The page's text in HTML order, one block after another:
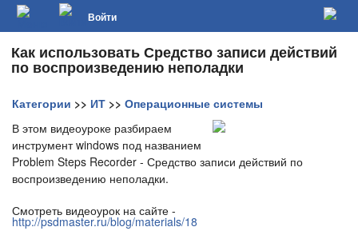
Войти
Как использовать Средство записи действий
по воспроизведению неполадки
Категории >> ИТ >> Операционные системы
В этом видеоуроке разбираем
инструмент windows под названием
Problem Steps Recorder - Средство записи действий по
воспроизведению неполадки.
Смотреть видеоурок на сайте -
http://psdmaster.ru/blog/materials/18